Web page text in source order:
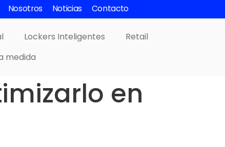
Nosotros Noticias Contacto
Lockers Inteligentes
Retail
medida
en